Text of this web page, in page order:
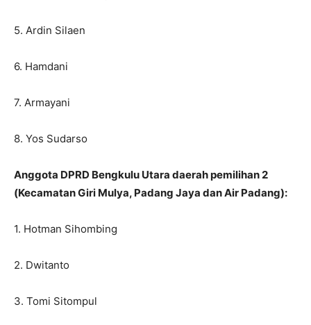
5. Ardin Silaen
6. Hamdani
7. Armayani
8. Yos Sudarso
Anggota DPRD Bengkulu Utara daerah pemilihan 2
(Kecamatan Giri Mulya, Padang Jaya dan Air Padang):
1. Hotman Sihombing
2. Dwitanto
3. Tomi Sitompul